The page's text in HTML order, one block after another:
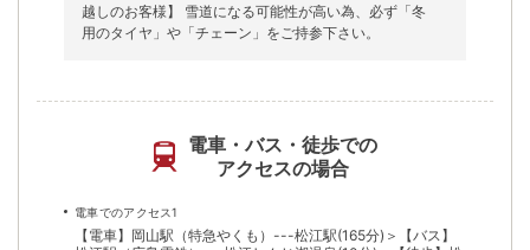
越しのお客様】 雪道になる可能性が高い為、必ず「冬
用のタイヤ」や「チェーン」をご持参下さい。
電車・バス・徒歩での
アクセスの場合
電車でのアクセス1
【電車】岡山駅（特急やくも）---松江駅(165分)＞【バス】